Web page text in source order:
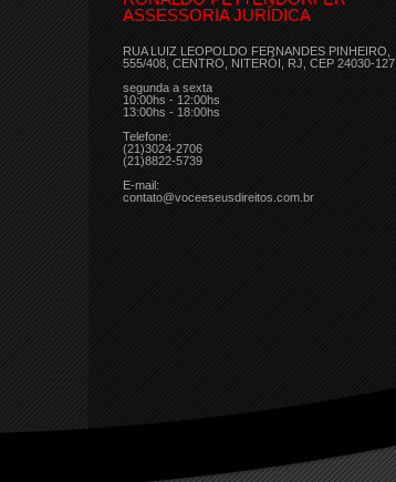
ASSESSORIA JURÍDICA
RUA LUIZ LEOPOLDO FERNANDES PINHEIRO,
555/408, CENTRO, NITERÓI, RJ, CEP 24030-127
segunda a sexta
10:00hs - 12:00hs
13:00hs - 18:00hs
Telefone:
(21)3024-2706
(21)8822-5739
E-mail:
contato@voceeseusdireitos.com.br